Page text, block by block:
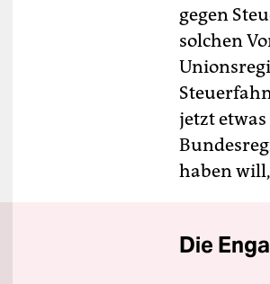
gegen
solchen
jetzt
haben
Die